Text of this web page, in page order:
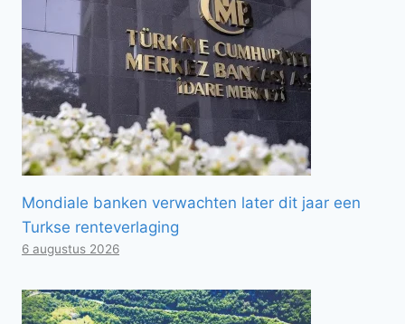
Mondiale banken verwachten later dit jaar een
Turkse renteverlaging
6 augustus 2026